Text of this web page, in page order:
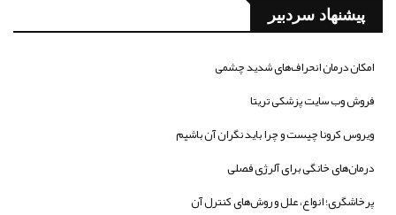
پیشنهاد سردبیر
امکان درمان انحراف‌های شدید چشمی
فروش وب سایت پزشکی تریتا
ویروس کرونا چیست و چرا باید نگران آن باشیم
درمان‌های خانگی برای آلرژی فصلی
پرخاشگری؛ انواع، علل و روش‌های کنترل آن